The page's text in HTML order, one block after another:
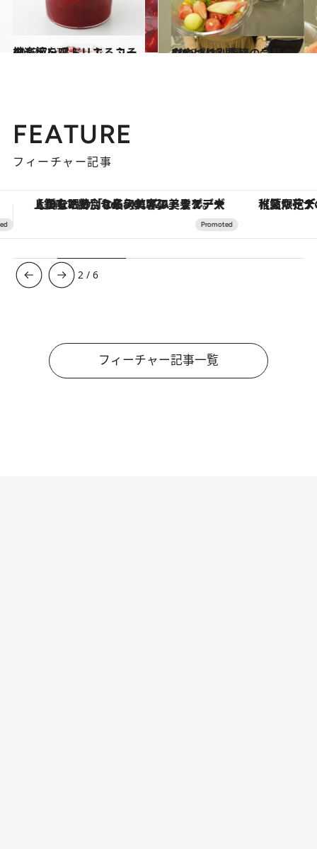
2013.7.27
神楽坂・アトリエ コータ 涼を呼ぶ、ふるふるのジュレ
グルメ 2013.7.19
やっぱり別腹!? 今日のおやつは…季節のフルーツ
グルメ
FEATURE
フィーチャー記事
【夏限定ディナーコース】旬を迎える稚鮎や花ズッキーニなどをイタリア・トスカーナの郷土料理の手法で満喫！
3 /6
フィーチャー記事一覧